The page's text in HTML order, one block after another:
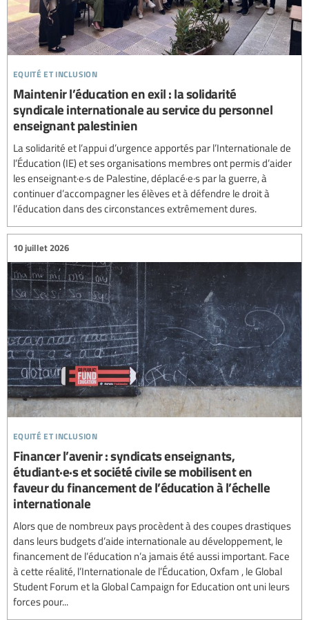
equité et inclusion
Maintenir l’éducation en exil : la solidarité
syndicale internationale au service du personnel
enseignant palestinien
La solidarité et l’appui d’urgence apportés par l’Internationale de
l’Éducation (IE) et ses organisations membres ont permis d’aider
les enseignant·e·s de Palestine, déplacé·e·s par la guerre, à
continuer d’accompagner les élèves et à défendre le droit à
l’éducation dans des circonstances extrêmement dures.
equité et inclusion
10 juillet 2026
Financer l’avenir : syndicats enseignants,
étudiant·e·s et société civile se mobilisent en
faveur du financement de l’éducation à l’échelle
internationale
Alors que de nombreux pays procèdent à des coupes drastiques
dans leurs budgets d’aide internationale au développement, le
financement de l’éducation n’a jamais été aussi important. Face
à cette réalité, l’Internationale de l’Éducation, Oxfam , le Global
Student Forum et la Global Campaign for Education ont uni leurs
forces pour...